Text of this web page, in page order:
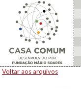
Voltar aos arquivos